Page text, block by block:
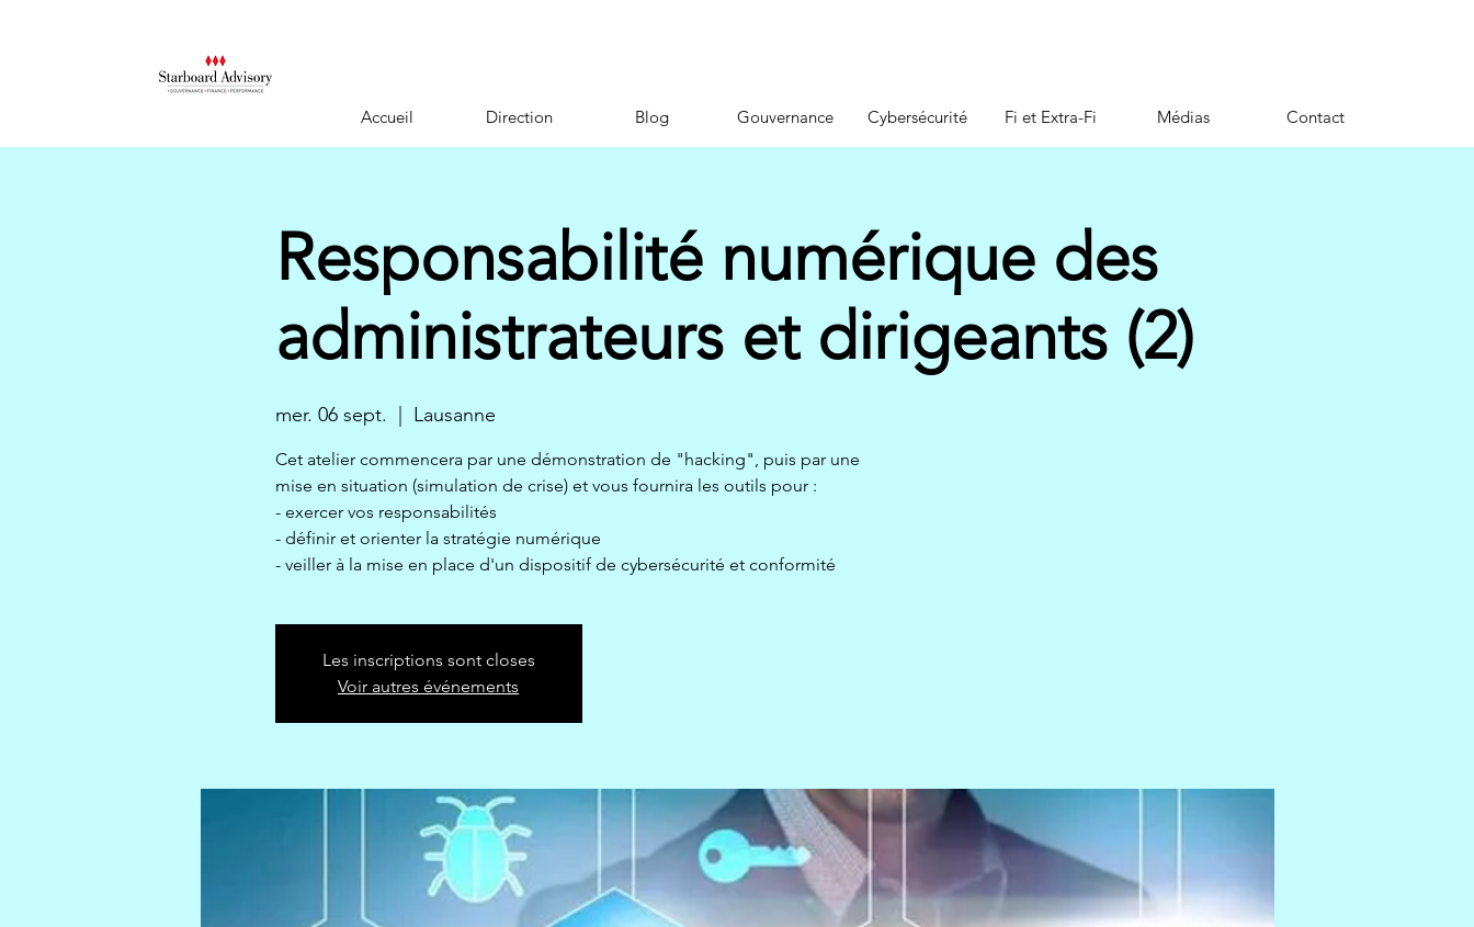
Accueil Direction Blog Gouvernance Cybersécurité Fi et Extra-Fi Médias Contact
Responsabilité numérique des
administrateurs et dirigeants (2)
mer. 06 sept. Lausanne
Cet atelier commencera par une démonstration de "hacking", puis par une
mise en situation (simulation de crise) et vous fournira les outils pour :
- exercer vos responsabilités
- définir et orienter la stratégie numérique
- veiller à la mise en place d'un dispositif de cybersécurité et conformité
Les inscriptions sont closes
Voir autres événements